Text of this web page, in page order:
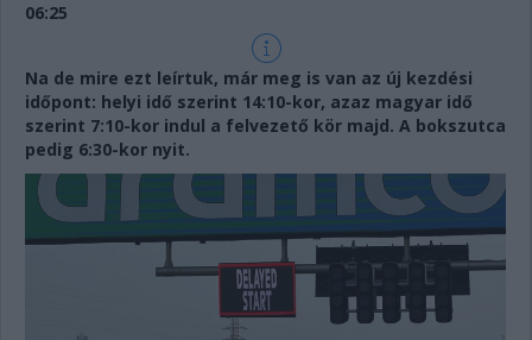
06:25
Na de mire ezt leírtuk, már meg is van az új kezdési
időpont: helyi idő szerint 14:10-kor, azaz magyar idő
szerint 7:10-kor indul a felvezető kör majd. A bokszutca
pedig 6:30-kor nyit.